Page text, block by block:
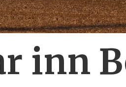
inn